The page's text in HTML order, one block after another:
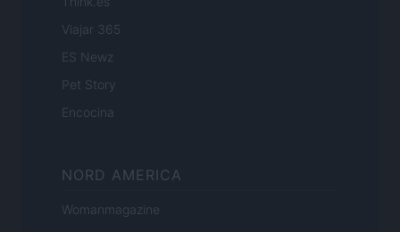
Viajar 365
ES Newz
Pet Story
Encocina
NORD AMERICA
Womanmagazine